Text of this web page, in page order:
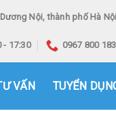
Nội, thành phố Hà
- 17:30 0967 800 183
VẤN TUYỂN